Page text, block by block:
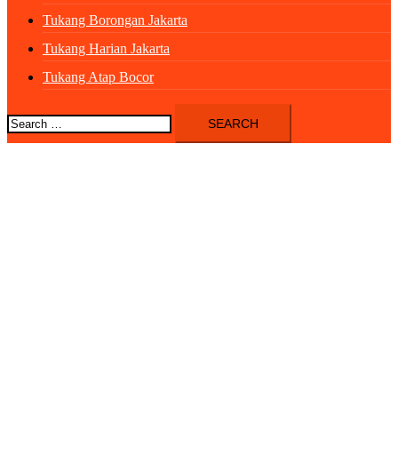
Tukang Borongan Jakarta
Tukang Harian Jakarta
Tukang Atap Bocor
Search
for: